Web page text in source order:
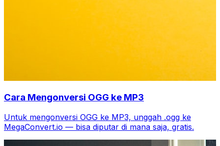
Cara Mengonversi OGG ke MP3
Untuk mengonversi OGG ke MP3, unggah .ogg ke
MegaConvert.io — bisa diputar di mana saja, gratis.